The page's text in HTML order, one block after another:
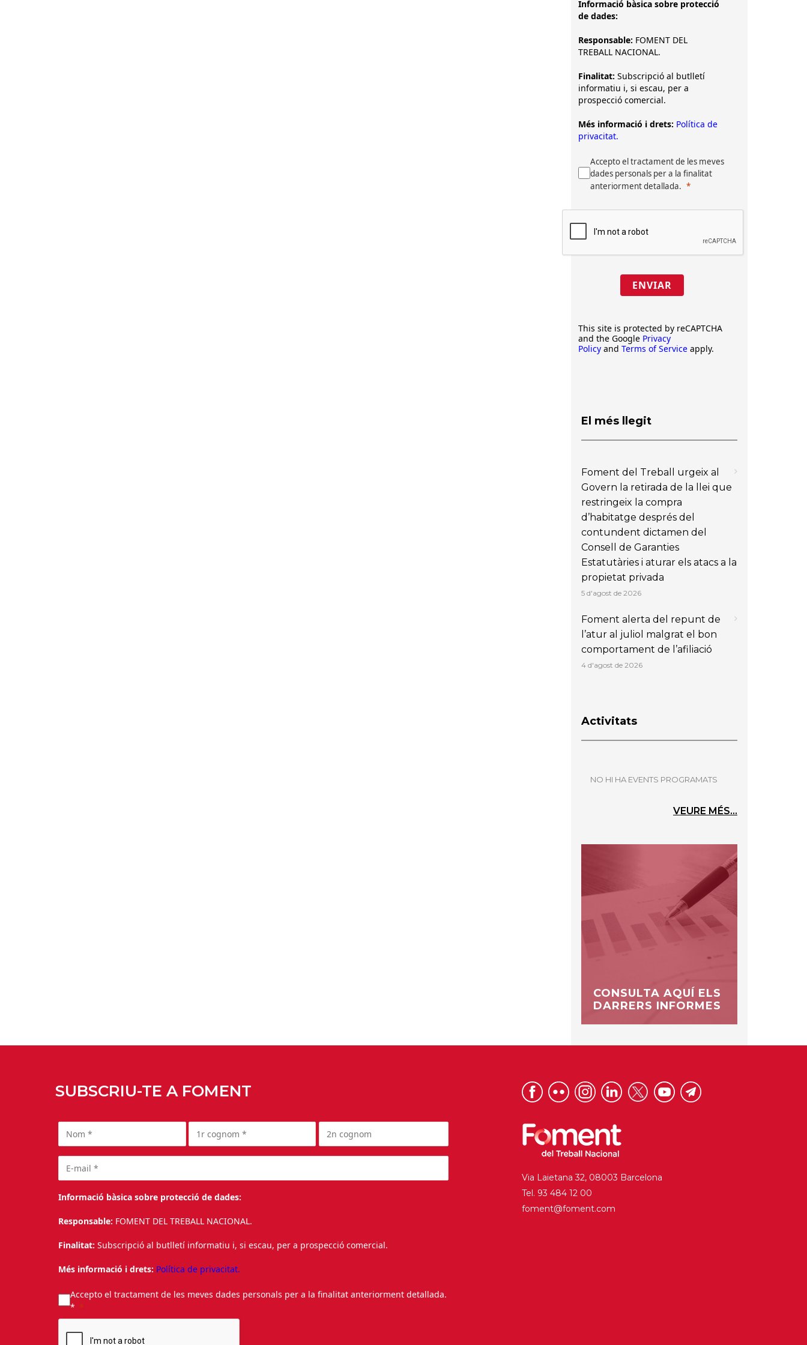
Informació bàsica sobre protecció
de dades:
Responsable: FOMENT DEL
TREBALL NACIONAL.
Finalitat: Subscripció al butlletí
informatiu i, si escau, per a
prospecció comercial.
Més informació i drets: Política de
privacitat.
Accepto el tractament de les meves
dades personals per a la finalitat
anteriorment detallada.
ENVIAR
This site is protected by reCAPTCHA
and the Google Privacy
Policy and Terms of Service apply.
El més llegit
Foment del Treball urgeix al
Govern la retirada de la llei que
restringeix la compra
d’habitatge després del
contundent dictamen del
Consell de Garanties
Estatutàries i aturar els atacs a la
propietat privada
5 d'agost de 2026
Foment alerta del repunt de
l’atur al juliol malgrat el bon
comportament de l’afiliació
4 d'agost de 2026
Activitats
NO HI HA EVENTS PROGRAMATS
VEURE MÉS...
CONSULTA AQUÍ ELS
DARRERS INFORMES
SUBSCRIU-TE A FOMENT
Informació bàsica sobre protecció de dades:
Responsable: FOMENT DEL TREBALL NACIONAL.
Finalitat: Subscripció al butlletí informatiu i, si escau, per a prospecció comercial.
Més informació i drets: Política de privacitat.
Accepto el tractament de les meves dades personals per a la finalitat anteriorment detallada.
*
Via Laietana 32, 08003 Barcelona
Tel. 93 484 12 00
foment@foment.com